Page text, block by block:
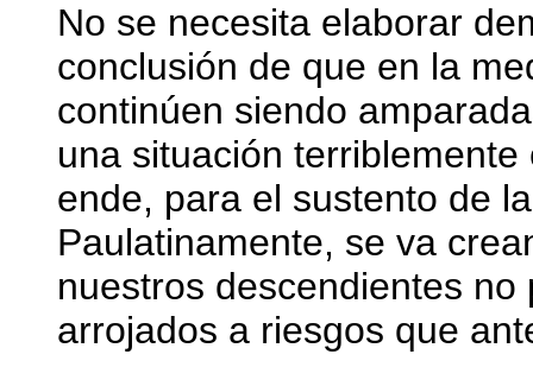
No se necesita elaborar
conclusión de que en la
continúen siendo
una situación
ende, para el sustento de
Paulatinamente, se va
nuestros descendientes
arrojados a riesgos que